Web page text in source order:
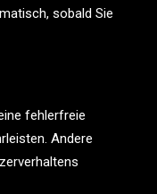
sobald Sie
fehlerfreie
Andere